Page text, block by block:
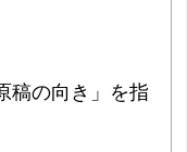
稿の向き」を指